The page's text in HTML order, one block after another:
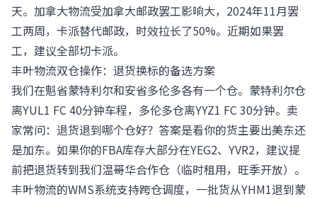
天。加拿大物流受加拿大邮政罢工影响大，2024年11月罢
工两周，卡派替代邮政，时效拉长了50%。近期如果罢
工，建议全部切卡派。
丰叶物流双仓操作：退货换标的备选方案
我们在魁省蒙特利尔和安省多伦多各有一个仓。蒙特利尔仓
离YUL1 FC 40分钟车程，多伦多仓离YYZ1 FC 30分钟。卖
家常问：退货退到哪个仓好？答案是看你的货主要出美东还
是加东。如果你的FBA库存大部分在YEG2、YVR2，建议提
前把退货转到我们温哥华合作仓（临时租用，旺季开放）。
丰叶物流的WMS系统支持跨仓调度，一批货从YHM1退到蒙